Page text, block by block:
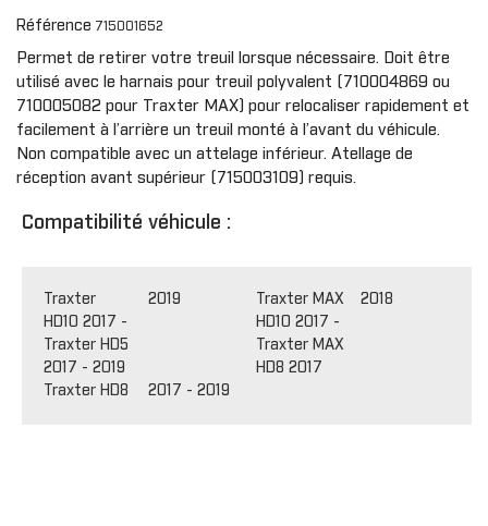
Référence 715001652
Permet de retirer votre treuil lorsque nécessaire. Doit être
utilisé avec le harnais pour treuil polyvalent (710004869 ou
710005082 pour Traxter MAX) pour relocaliser rapidement et
facilement à l’arrière un treuil monté à l’avant du véhicule.
Non compatible avec un attelage inférieur. Atellage de
réception avant supérieur (715003109) requis.
Compatibilité véhicule :
Traxter
HD10 2017 -
2019
Traxter HD5
2017 - 2019
Traxter HD8 2017 - 2019
Traxter MAX
HD10 2017 -
2018
Traxter MAX
HD8 2017